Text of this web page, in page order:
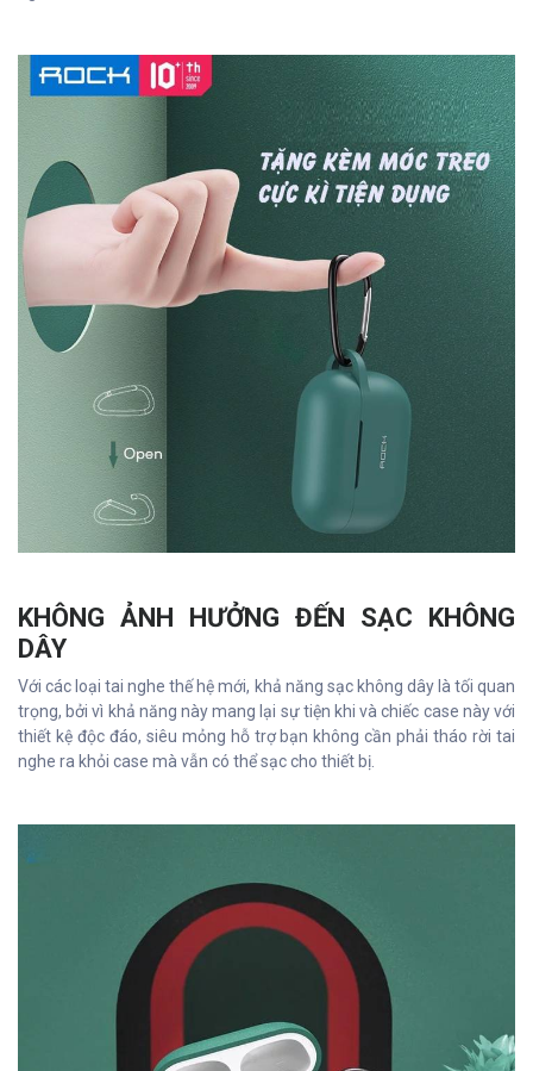
KHÔNG ẢNH HƯỞNG ĐẾN SẠC KHÔNG
DÂY
Với các loại tai nghe thế hệ mới, khả năng sạc không dây là tối quan
trọng, bởi vì khả năng này mang lại sự tiện khi và chiếc case này với
thiết kệ độc đáo, siêu mỏng hỗ trợ bạn không cần phải tháo rời tai
nghe ra khỏi case mà vẫn có thể sạc cho thiết bị.